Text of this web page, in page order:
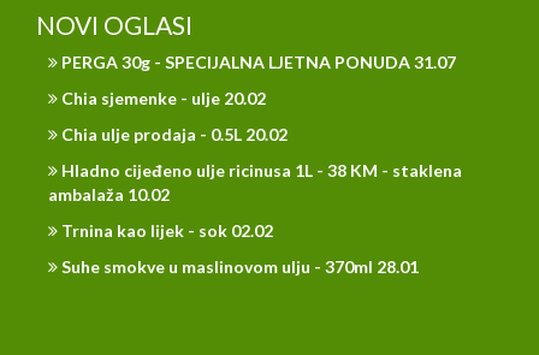
NOVI OGLASI
PERGA 30g - SPECIJALNA LJETNA PONUDA 31.07
Chia sjemenke - ulje 20.02
Chia ulje prodaja - 0.5L 20.02
Hladno cijeđeno ulje ricinusa 1L - 38 KM - staklena
ambalaža 10.02
Trnina kao lijek - sok 02.02
Suhe smokve u maslinovom ulju - 370ml 28.01